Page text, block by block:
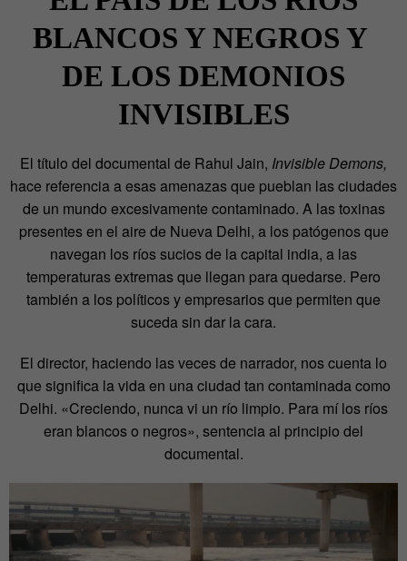
BLANCOS Y NEGROS Y
DE LOS DEMONIOS
INVISIBLES
El título del documental de Rahul Jain, Invisible Demons,
hace referencia a esas amenazas que pueblan las ciudades
de un mundo excesivamente contaminado. A las toxinas
presentes en el aire de Nueva Delhi, a los patógenos que
navegan los ríos sucios de la capital india, a las
temperaturas extremas que llegan para quedarse. Pero
también a los políticos y empresarios que permiten que
suceda sin dar la cara.
El director, haciendo las veces de narrador, nos cuenta lo
que significa la vida en una ciudad tan contaminada como
Delhi. «Creciendo, nunca vi un río limpio. Para mí los ríos
eran blancos o negros», sentencia al principio del
documental.